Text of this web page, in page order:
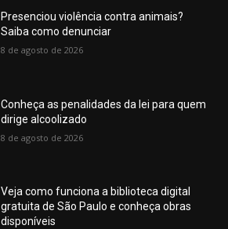
Presenciou violência contra animais?
Saiba como denunciar
8 de agosto de 2026
Conheça as penalidades da lei para quem
dirige alcoolizado
8 de agosto de 2026
Veja como funciona a biblioteca digital
gratuita de São Paulo e conheça obras
disponíveis